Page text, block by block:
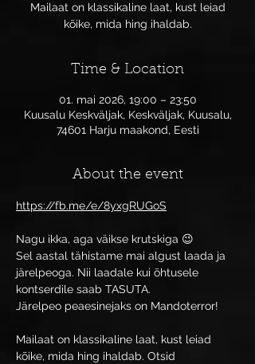
Mailaat on klassikaline laat, kust leiad
kõike, mida hing ihaldab.
Time & Location
01. mai 2026, 19:00 – 23:50
Kuusalu Keskväljak, Keskväljak, Kuusalu,
74601 Harju maakond, Eesti
About the event
https://fb.me/e/8yxgRUGoS
Nagu ikka, aga väikse krutskiga 😉
Sel aastal tähistame mai algust laada ja
järelpeoga. Nii laadale kui õhtusele
kontserdile saab TASUTA.
Järelpeo peaesinejaks on Mandoterror!
Mailaat on klassikaline laat, kust leiad
kõike, mida hing ihaldab. Otsid